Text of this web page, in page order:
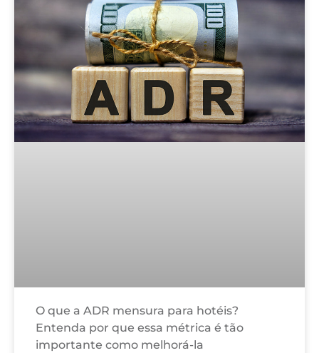
O que a ADR mensura para hotéis?
Entenda por que essa métrica é tão
importante como melhorá-la